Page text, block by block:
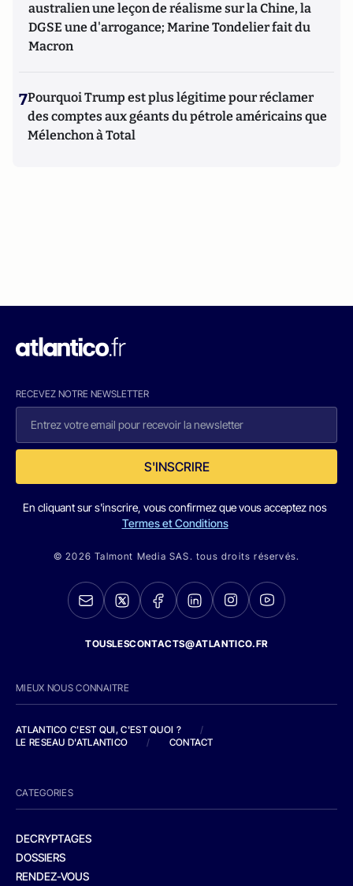
australien une leçon de réalisme sur la Chine, la
DGSE une d'arrogance; Marine Tondelier fait du
Macron
7Pourquoi Trump est plus légitime pour réclamer
des comptes aux géants du pétrole américains que
Mélenchon à Total
RECEVEZ NOTRE NEWSLETTER
S'INSCRIRE
En cliquant sur s'inscrire, vous confirmez que vous acceptez nos
Termes et Conditions
© 2026 Talmont Media SAS. tous droits réservés.
TOUSLESCONTACTS@ATLANTICO.FR
MIEUX NOUS CONNAITRE
ATLANTICO C'EST QUI, C'EST QUOI ?
/
LE RESEAU D'ATLANTICO
/ CONTACT
CATEGORIES
DECRYPTAGES
DOSSIERS
RENDEZ-VOUS